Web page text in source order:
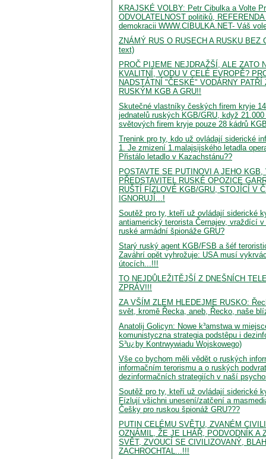
KRAJSKÉ VOLBY: Petr Cibulka a Volte
ODVOLATELNOST politiků,
demokracii WWW.CIBULKA.NET- Váš
ZNÁMÝ RUS O RUSECH A RUSKU BEZ
text)
PROČ PIJEME NEJDRAŽŠÍ, ALE ZATO
KVALITNÍ, VODU V CELÉ EVROPĚ?
NADSTÁTNÍ "ČESKÉ" VODÁRNY PATŘÍ
RUSKÝM KGB A GRU!!
Skutečné vlastníky českých firem kryje
jednatelů ruských KGB/GRU, když
světových firem kryje pouze 28 kádrů
Trenink pro ty, kdo už ovládají siderické
1. Je zmizení 1.malajsijského letadla
Přistálo letadlo v Kazachstánu??
POSTAVTE SE PUTINOVI A JEHO KGB,
PŘEDSTAVITEL RUSKÉ OPOZICE
RUŠTÍ FÍZLOVÉ KGB/GRU, STOJÍCÍ V
IGNORUJÍ...!
Soutěž pro ty, kteří už ovládají siderické
antiamerický terorista Černajev, vraždící
ruské armádní špionáže GRU?
Starý ruský agent KGB/FSB a šéf
Zaváhrí opět vyhrožuje: USA musí
útocích...!!!
TO NEJDŮLEŽITĚJŠÍ Z DNEŠNÍCH
ZPRÁV!!!
ZA VŠÍM ZLEM HLEDEJME RUSKO:
svět, kromě Řecka, aneb, Řecko, naše
Anatolij Golicyn: Nowe k³amstwa w
komunistyczna strategia podstêpu i
S³u¿by Kontrwywiadu Wojskowego)
Vše co bychom měli vědět o ruských
informačním terorismu a o ruských
dezinformačních strategiích v naší
Soutěž pro ty, kteří už ovládají siderické
Fízlují všichni unesení/zatčení a
Češky pro ruskou špionáž GRU???
PUTIN CELÉMU SVĚTU, ZVANÉM
OZNÁMIL, ŽE JE LHÁŘ, PODVODNÍK A
SVĚT, ZVOUCÍ SE CIVILIZOVANÝ,
ZACHROCHTAL...!!!